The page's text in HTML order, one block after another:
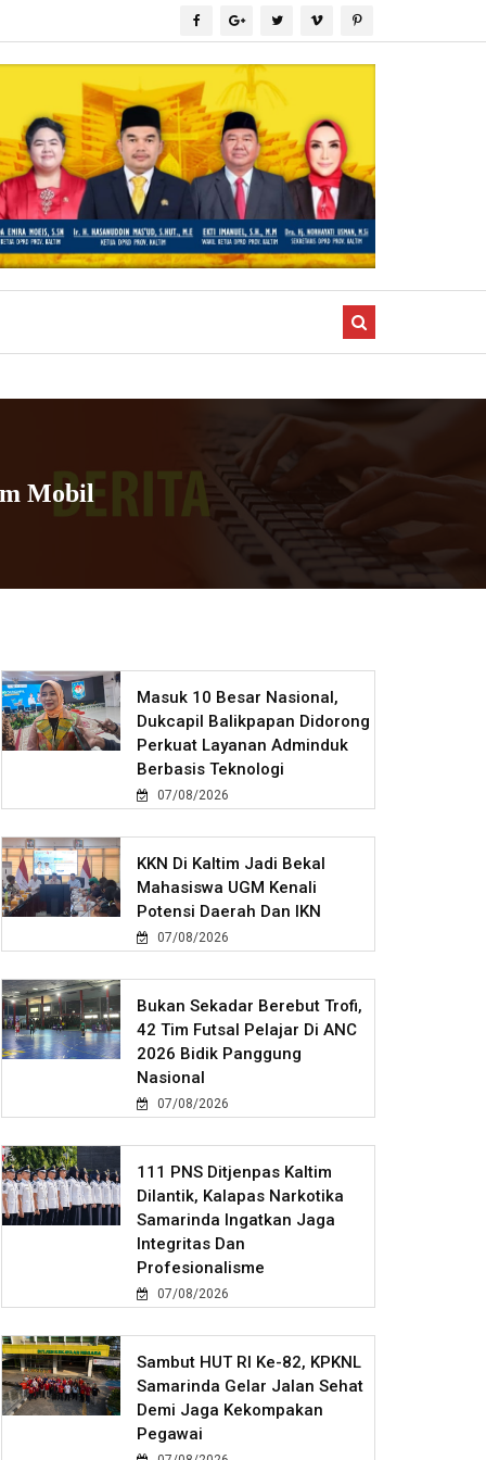
Mobil
Masuk 10 Besar Nasional,
Dukcapil Balikpapan Didorong
Perkuat Layanan Adminduk
Berbasis Teknologi
07/08/2026
KKN Di Kaltim Jadi Bekal
Mahasiswa UGM Kenali
Potensi Daerah Dan IKN
07/08/2026
Bukan Sekadar Berebut Trofi,
42 Tim Futsal Pelajar Di ANC
2026 Bidik Panggung
Nasional
07/08/2026
111 PNS Ditjenpas Kaltim
Dilantik, Kalapas Narkotika
Samarinda Ingatkan Jaga
Integritas Dan
Profesionalisme
07/08/2026
Sambut HUT RI Ke-82, KPKNL
Samarinda Gelar Jalan Sehat
Demi Jaga Kekompakan
Pegawai